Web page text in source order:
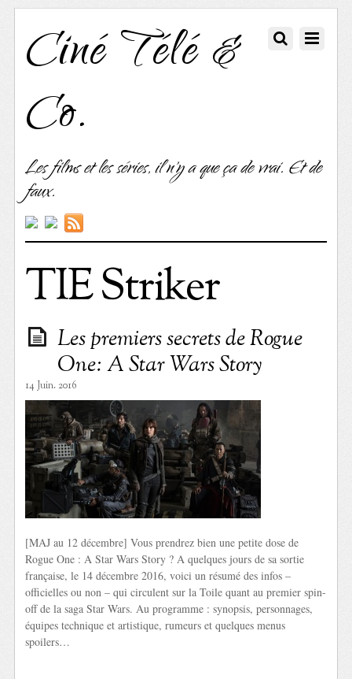
Ciné Télé &
Co.
Les films et les séries, il n'y a que ça de vrai. Et de
faux.
TIE Striker
Les premiers secrets de Rogue
One: A Star Wars Story
14 Juin. 2016
[MAJ au 12 décembre] Vous prendrez bien une petite dose de
Rogue One : A Star Wars Story ? A quelques jours de sa sortie
française, le 14 décembre 2016, voici un résumé des infos –
officielles ou non – qui circulent sur la Toile quant au premier spin-
off de la saga Star Wars. Au programme : synopsis, personnages,
équipes technique et artistique, rumeurs et quelques menus
spoilers…